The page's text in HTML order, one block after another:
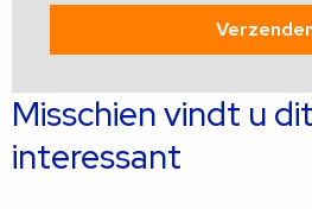
Misschien vindt u
interessant